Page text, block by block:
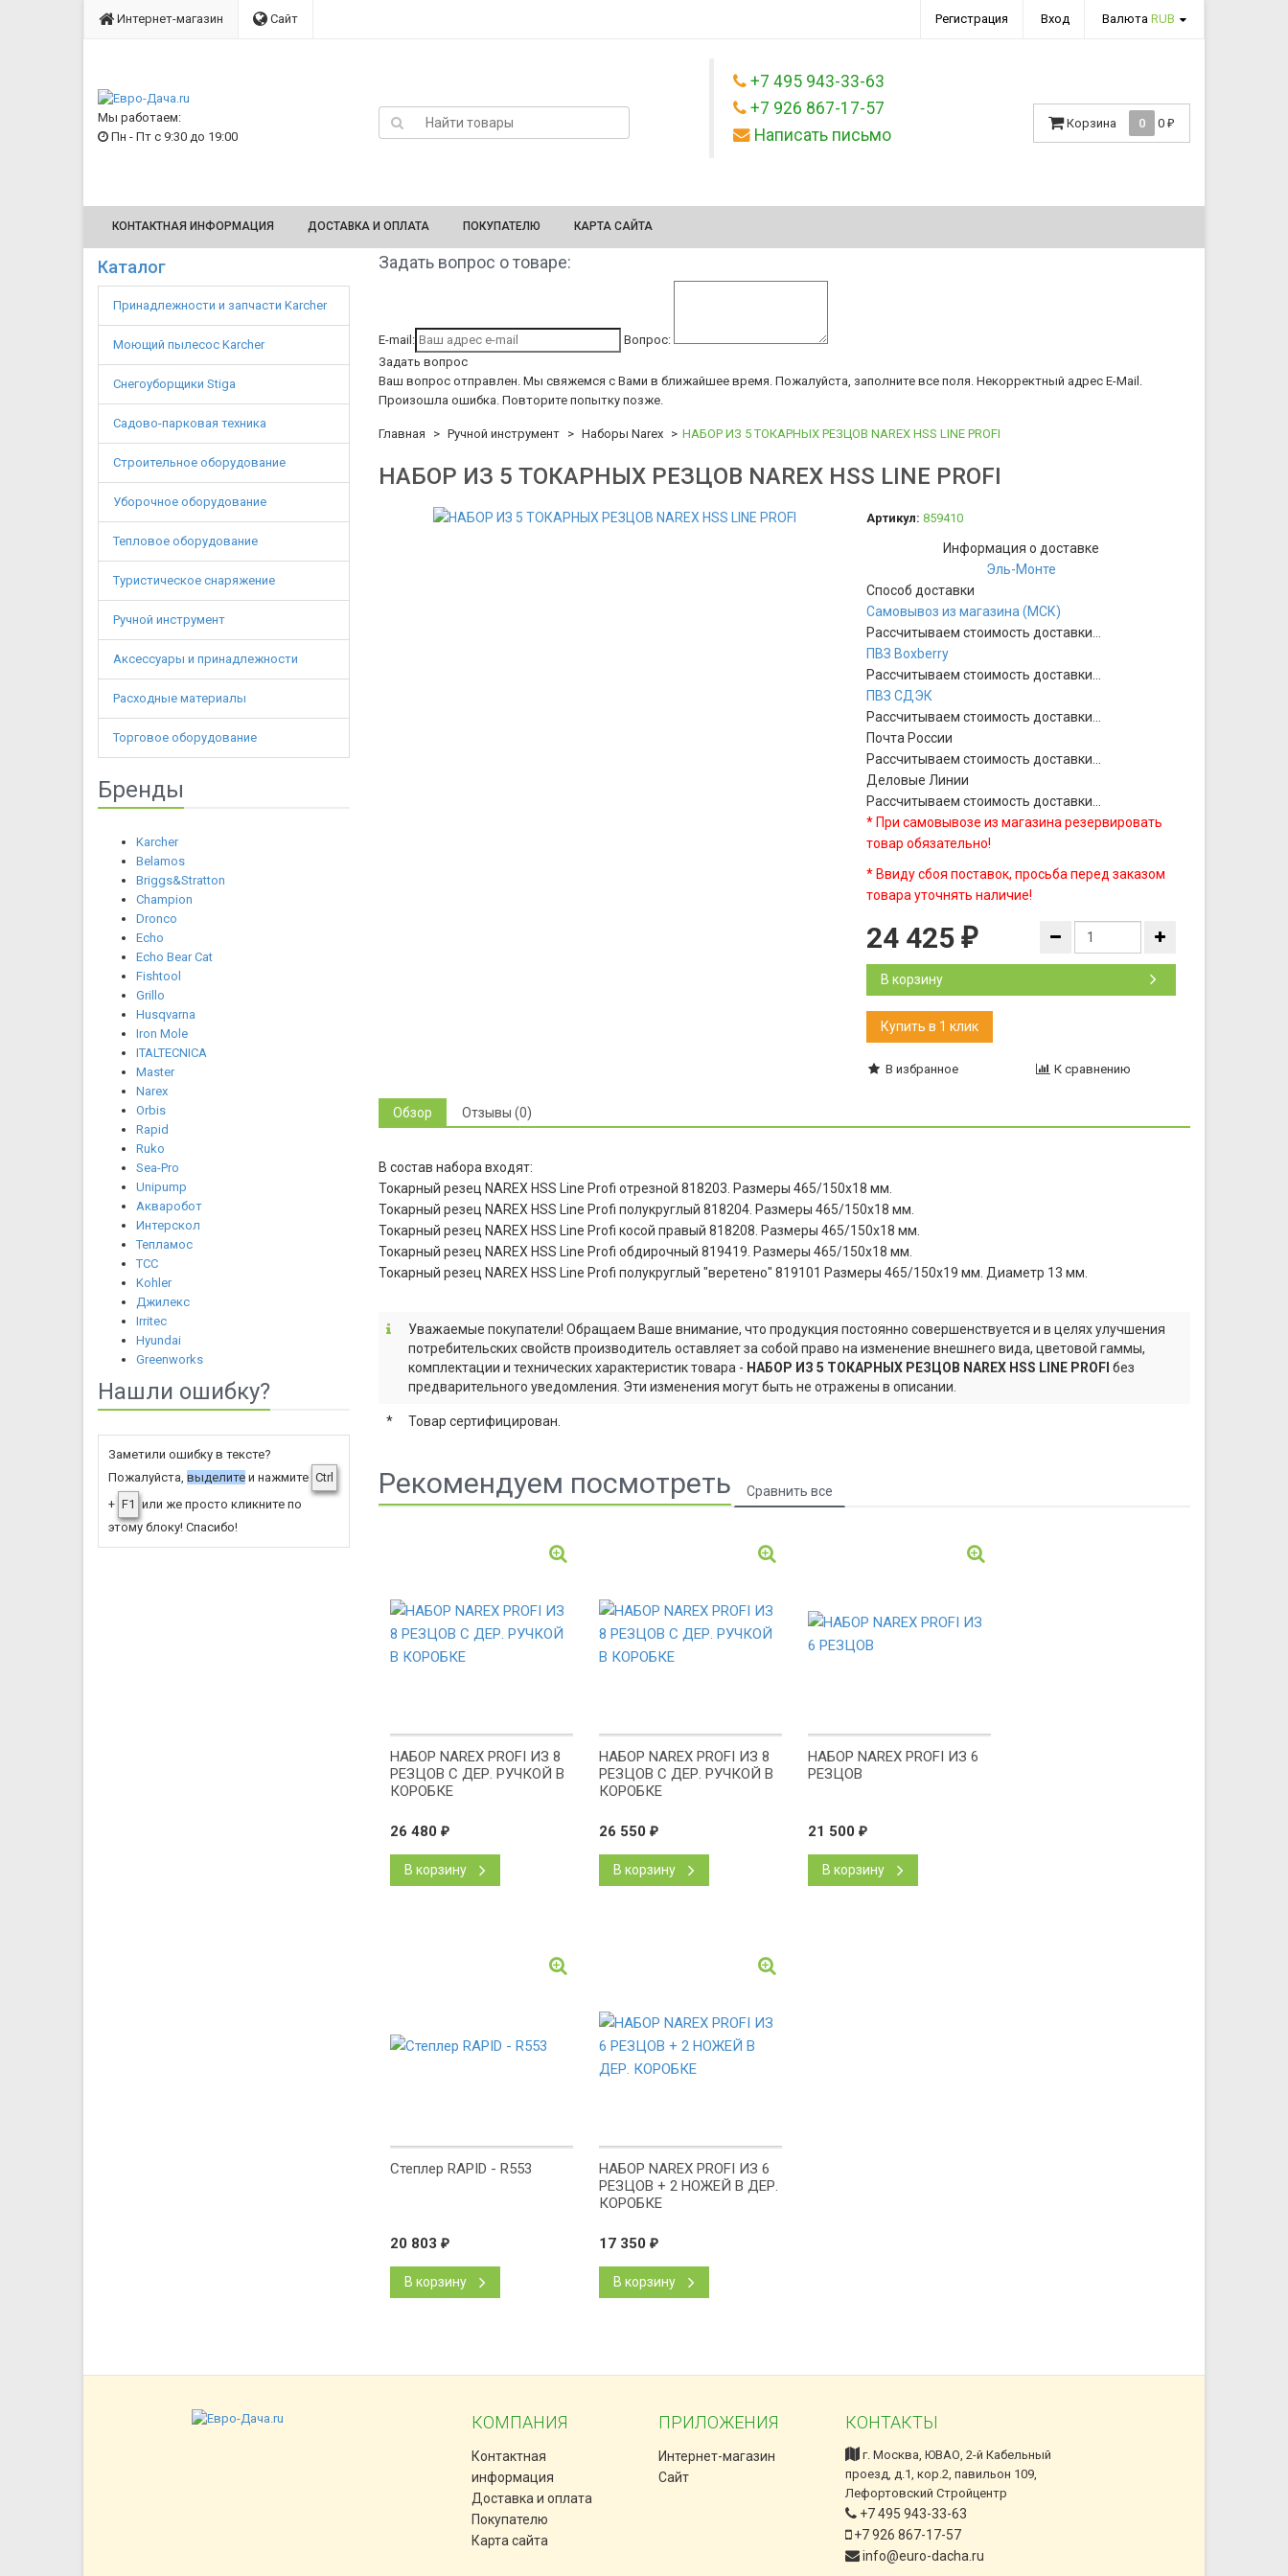
Интернет-магазин Сайт Регистрация Вход Валюта RUB
Мы работаем:
Пн - Пт с 9:30 до 19:00
+7 495 943-33-63
+7 926 867-17-57
Написать письмо
Корзина 0 0 ₽
КОНТАКТНАЯ ИНФОРМАЦИЯ ДОСТАВКА И ОПЛАТА ПОКУПАТЕЛЮ КАРТА САЙТА
Каталог
Принадлежности и запчасти Karcher
Моющий пылесос Karcher
Снегоуборщики Stiga
Садово-парковая техника
Строительное оборудование
Уборочное оборудование
Тепловое оборудование
Туристическое снаряжение
Ручной инструмент
Аксессуары и принадлежности
Расходные материалы
Торговое оборудование
Бренды
Karcher
Belamos
Briggs&Stratton
Champion
Dronco
Echo
Echo Bear Cat
Fishtool
Grillo
Husqvarna
Iron Mole
ITALTECNICA
Master
Narex
Orbis
Rapid
Ruko
Sea-Pro
Unipump
Акваробот
Интерскол
Тепламос
ТСС
Kohler
Джилекс
Irritec
Hyundai
Greenworks
Нашли ошибку?
Заметили ошибку в тексте?
Пожалуйста, выделите и нажмите Ctrl
+ F1 или же просто кликните по
этому блоку! Спасибо!
Задать вопрос о товаре:
E-mail:
Вопрос:
Задать вопрос
Ваш вопрос отправлен. Мы свяжемся с Вами в ближайшее время. Пожалуйста, заполните все поля. Некорректный адрес E-Mail.
Произошла ошибка. Повторите попытку позже.
Главная Ручной инструмент Наборы Narex НАБОР ИЗ 5 ТОКАРНЫХ РЕЗЦОВ NAREX HSS LINE PROFI
НАБОР ИЗ 5 ТОКАРНЫХ РЕЗЦОВ NAREX HSS LINE PROFI
Артикул: 859410
Информация о доставке
Эль-Монте
Способ доставки
Самовывоз из магазина (МСК)
Рассчитываем стоимость доставки...
ПВЗ Boxberry
Рассчитываем стоимость доставки...
ПВЗ СДЭК
Рассчитываем стоимость доставки...
Почта России
Рассчитываем стоимость доставки...
Деловые Линии
Рассчитываем стоимость доставки...
* При самовывозе из магазина резервировать
товар обязательно!
* Ввиду сбоя поставок, просьба перед заказом
товара уточнять наличие!
24 425 ₽
В корзину
В избранное К сравнению
Обзор Отзывы (0)
В состав набора входят:
Токарный резец NAREX HSS Line Profi отрезной 818203. Размеры 465/150х18 мм.
Токарный резец NAREX HSS Line Profi полукруглый 818204. Размеры 465/150х18 мм.
Токарный резец NAREX HSS Line Profi косой правый 818208. Размеры 465/150х18 мм.
Токарный резец NAREX HSS Line Profi обдирочный 819419. Размеры 465/150х18 мм.
Токарный резец NAREX HSS Line Profi полукруглый "веретено" 819101 Размеры 465/150х19 мм. Диаметр 13 мм.
Уважаемые покупатели! Обращаем Ваше внимание, что продукция постоянно совершенствуется и в целях улучшения
потребительских свойств производитель оставляет за собой право на изменение внешнего вида, цветовой гаммы,
комплектации и технических характеристик товара - НАБОР ИЗ 5 ТОКАРНЫХ РЕЗЦОВ NAREX HSS LINE PROFI без
предварительного уведомления. Эти изменения могут быть не отражены в описании.
* Товар сертифицирован.
Рекомендуем посмотреть
НАБОР NAREX PROFI ИЗ 8
РЕЗЦОВ С ДЕР. РУЧКОЙ В
КОРОБКЕ
26 480 ₽
В корзину
НАБОР NAREX PROFI ИЗ 8
РЕЗЦОВ С ДЕР. РУЧКОЙ В
КОРОБКЕ
26 550 ₽
В корзину
НАБОР NAREX PROFI ИЗ 6
РЕЗЦОВ
21 500 ₽
В корзину
Степлер RAPID - R553
20 803 ₽
В корзину
НАБОР NAREX PROFI ИЗ 6
РЕЗЦОВ + 2 НОЖЕЙ В ДЕР.
КОРОБКЕ
17 350 ₽
В корзину
КОМПАНИЯ
Контактная
информация
Доставка и оплата
Покупателю
Карта сайта
ПРИЛОЖЕНИЯ
Интернет-магазин
Сайт
КОНТАКТЫ
г. Москва, ЮВАО, 2-й Кабельный
проезд, д.1, кор.2, павильон 109,
Лефортовский Стройцентр
+7 495 943-33-63
+7 926 867-17-57
info@euro-dacha.ru